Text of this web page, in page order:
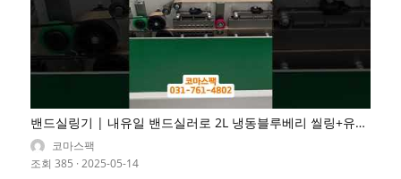
밴드실링기 | 내유일 밴드실러로 2L 냉동블루베리 씰링+유통
기한 인쇄 완벽 해결 (분당 30개 처리)
코마스팩
조회 385 · 2025-05-14